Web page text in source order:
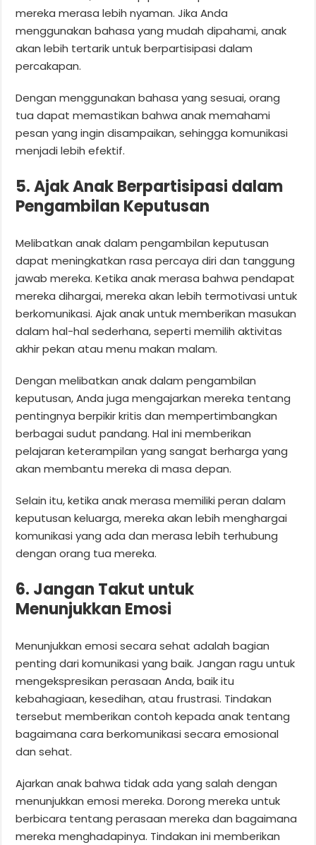
mereka merasa lebih nyaman. Jika Anda
menggunakan bahasa yang mudah dipahami, anak
akan lebih tertarik untuk berpartisipasi dalam
percakapan.
Dengan menggunakan bahasa yang sesuai, orang
tua dapat memastikan bahwa anak memahami
pesan yang ingin disampaikan, sehingga komunikasi
menjadi lebih efektif.
5. Ajak Anak Berpartisipasi dalam
Pengambilan Keputusan
Melibatkan anak dalam pengambilan keputusan
dapat meningkatkan rasa percaya diri dan tanggung
jawab mereka. Ketika anak merasa bahwa pendapat
mereka dihargai, mereka akan lebih termotivasi untuk
berkomunikasi. Ajak anak untuk memberikan masukan
dalam hal-hal sederhana, seperti memilih aktivitas
akhir pekan atau menu makan malam.
Dengan melibatkan anak dalam pengambilan
keputusan, Anda juga mengajarkan mereka tentang
pentingnya berpikir kritis dan mempertimbangkan
berbagai sudut pandang. Hal ini memberikan
pelajaran keterampilan yang sangat berharga yang
akan membantu mereka di masa depan.
Selain itu, ketika anak merasa memiliki peran dalam
keputusan keluarga, mereka akan lebih menghargai
komunikasi yang ada dan merasa lebih terhubung
dengan orang tua mereka.
6. Jangan Takut untuk
Menunjukkan Emosi
Menunjukkan emosi secara sehat adalah bagian
penting dari komunikasi yang baik. Jangan ragu untuk
mengekspresikan perasaan Anda, baik itu
kebahagiaan, kesedihan, atau frustrasi. Tindakan
tersebut memberikan contoh kepada anak tentang
bagaimana cara berkomunikasi secara emosional
dan sehat.
Ajarkan anak bahwa tidak ada yang salah dengan
menunjukkan emosi mereka. Dorong mereka untuk
berbicara tentang perasaan mereka dan bagaimana
mereka menghadapinya. Tindakan ini memberikan